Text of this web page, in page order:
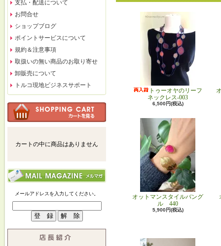
支払・配送について
お問合せ
ショップブログ
ポイントサービスについて
規約＆注意事項
取扱いの無い商品のお取り寄せ
卸販売について
トルコ現地ビジネスサポート
カートの中に商品はありません
メールアドレスを入力してください。
トゥーオヤのリーフ
ネックレス-003
6,500円(税込)
オットマンスタイルバング
ル 440
5,900円(税込)